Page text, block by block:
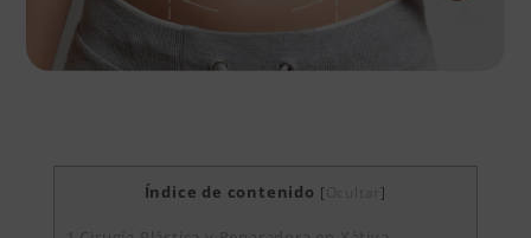
Índice de contenido [ Ocultar]